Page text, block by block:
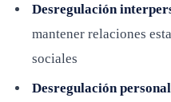
Desregulación
mantener relaciones
sociales
Desregulación